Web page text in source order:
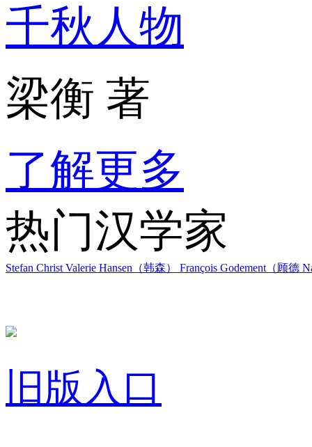
千秋人物
梁衡 著
了解更多
热门汉学家
Stefan Christ Valerie Hansen（韩森） François Godement（顾德
旧版入口